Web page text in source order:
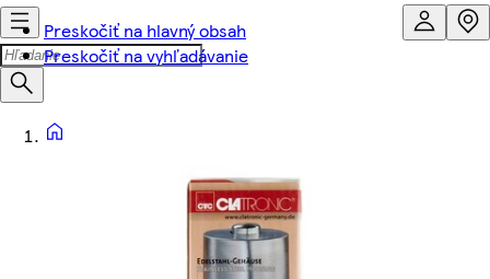
Preskočiť na hlavný obsah
Preskočiť na vyhľadávanie